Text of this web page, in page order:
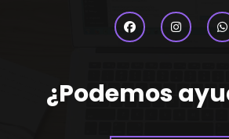
¿Podemos